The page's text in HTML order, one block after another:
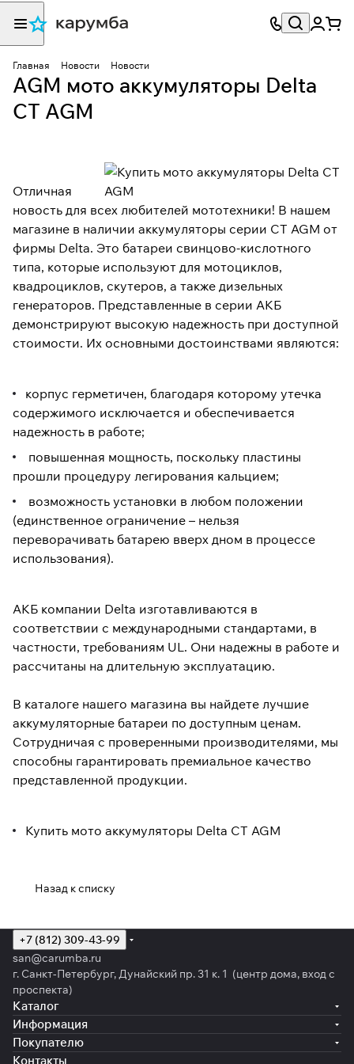
Главная Новости Новости
AGM мото аккумуляторы Delta
CT AGM
Отличная
новость для всех любителей мототехники! В нашем
магазине в наличии аккумуляторы серии CT AGM от
фирмы Delta. Это батареи свинцово-кислотного
типа, которые используют для мотоциклов,
квадроциклов, скутеров, а также дизельных
генераторов. Представленные в серии АКБ
демонстрируют высокую надежность при доступной
стоимости. Их основными достоинствами являются:
корпус герметичен, благодаря которому утечка
содержимого исключается и обеспечивается
надежность в работе;
повышенная мощность, поскольку пластины
прошли процедуру легирования кальцием;
возможность установки в любом положении
(единственное ограничение – нельзя
переворачивать батарею вверх дном в процессе
использования).
АКБ компании Delta изготавливаются в
соответствии с международными стандартами, в
частности, требованиям UL. Они надежны в работе и
рассчитаны на длительную эксплуатацию.
В каталоге нашего магазина вы найдете лучшие
аккумуляторные батареи по доступным ценам.
Сотрудничая с проверенными производителями, мы
способны гарантировать премиальное качество
представленной продукции.
Купить мото аккумуляторы Delta CT AGM
Назад к списку
+7 (812) 309-43-99
san@carumba.ru
г. Санкт-Петербург, Дунайский пр. 31 к. 1 (центр дома, вход с
проспекта)
Каталог
Информация
Покупателю
Контакты